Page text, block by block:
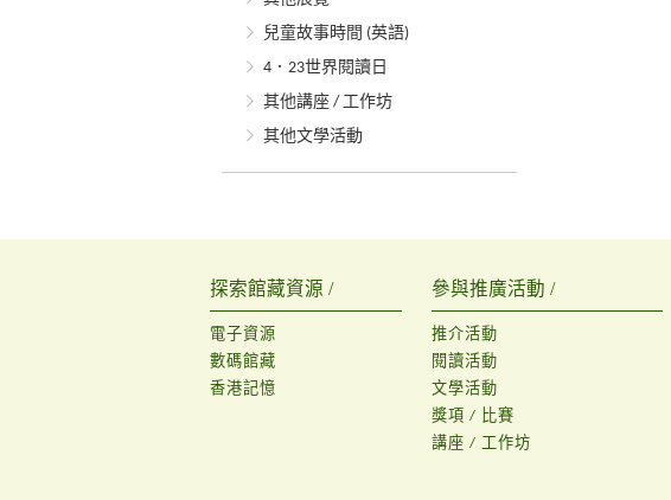
兒童故事時間 (英語)
4．23世界閱讀日
其他講座 / 工作坊
其他文學活動
探索館藏資源 /
電子資源
數碼館藏
香港記憶
參與推廣活動 /
推介活動
閱讀活動
文學活動
獎項 / 比賽
講座 / 工作坊